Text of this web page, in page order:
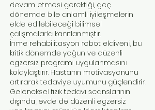
devam etmesi gerektiği, geç
dönemde bile anlamlı iyileşmelerin
elde edilebileceği bilimsel
çalışmalarla kanıtlanmıştır.
İnme rehabilitasyon robot eldiveni, bu
kritik dönemde yoğun ve düzenli
egzersiz programı uygulanmasını
kolaylaştırır. Hastanın motivasyonunu
artırarak tedaviye uyumunu güçlendirir.
Geleneksel fizik tedavi seanslarının
dışında, evde de düzenli egzersiz